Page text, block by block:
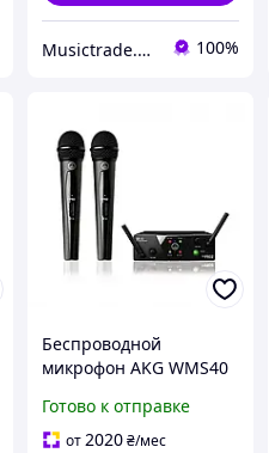
Musictrade.pro 100%
Беспроводной
микрофон AKG WMS40
вокальный,
динамический
Готово к отправке
от2020₴/мес